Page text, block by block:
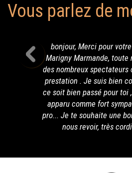
Vous parlez de
bonjour, Merci pour
Marigny Marmande, toute
des nombreux spectateurs
prestation . Je suis bien
ce soit bien passé pour toi
apparu comme fort
pro... Je te souhaite une
nous revoir, très